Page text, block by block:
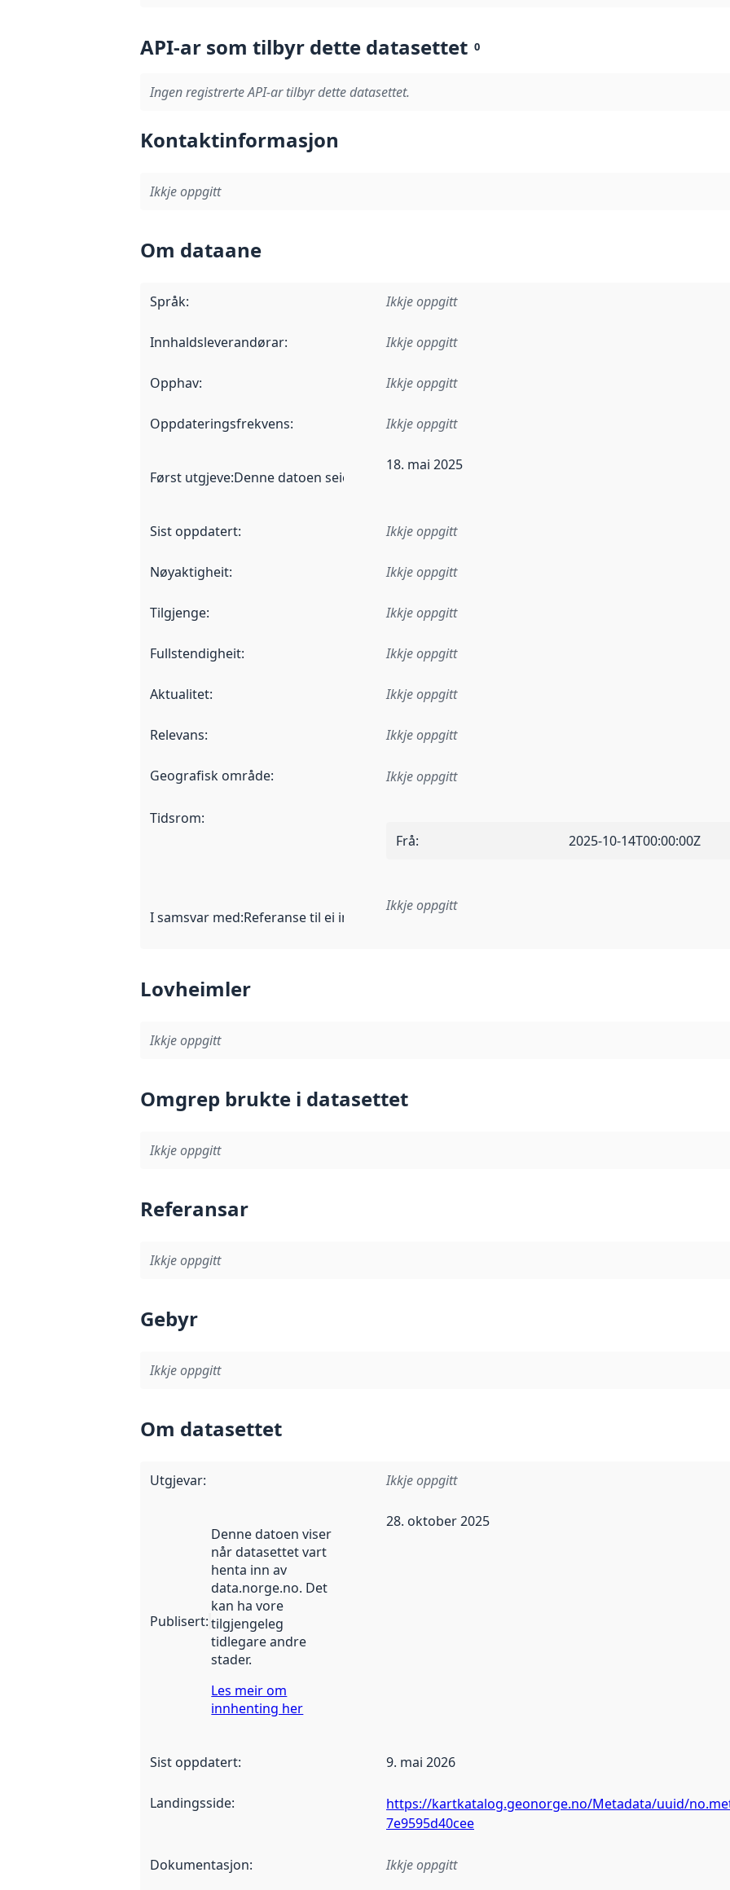
API-ar som tilbyr dette datasettet 0
Ingen registrerte API-ar tilbyr dette datasettet.
Kontaktinformasjon
Ikkje oppgitt
Om dataane
Språk: Ikkje oppgitt
Innhaldsleverandørar: Ikkje oppgitt
Opphav: Ikkje oppgitt
Oppdateringsfrekvens: Ikkje oppgitt
Først utgjeve:Denne datoen seier når dataa i dette datasettet først blei utgitt. Det kan ha
18. mai 2025
Sist oppdatert: Ikkje oppgitt
Nøyaktigheit: Ikkje oppgitt
Tilgjenge: Ikkje oppgitt
Fullstendigheit: Ikkje oppgitt
Aktualitet: Ikkje oppgitt
Relevans: Ikkje oppgitt
Geografisk område: Ikkje oppgitt
Tidsrom:
Frå: 2025-10-14T00:00:00Z
I samsvar med:Referanse til ei implementeringsregel eller anna spesifikasjon som ligg til
Ikkje oppgitt
Lovheimler
Ikkje oppgitt
Omgrep brukte i datasettet
Ikkje oppgitt
Referansar
Ikkje oppgitt
Gebyr
Ikkje oppgitt
Om datasettet
Utgjevar: Ikkje oppgitt
Publisert:
Denne datoen viser
når datasettet vart
henta inn av
data.norge.no. Det
kan ha vore
tilgjengeleg
tidlegare andre
stader.
Les meir om
innhenting her
28. oktober 2025
Sist oppdatert: 9. mai 2026
Landingsside:
https://kartkatalog.geonorge.no/Metadata/uuid/
7e9595d40cee
Dokumentasjon: Ikkje oppgitt